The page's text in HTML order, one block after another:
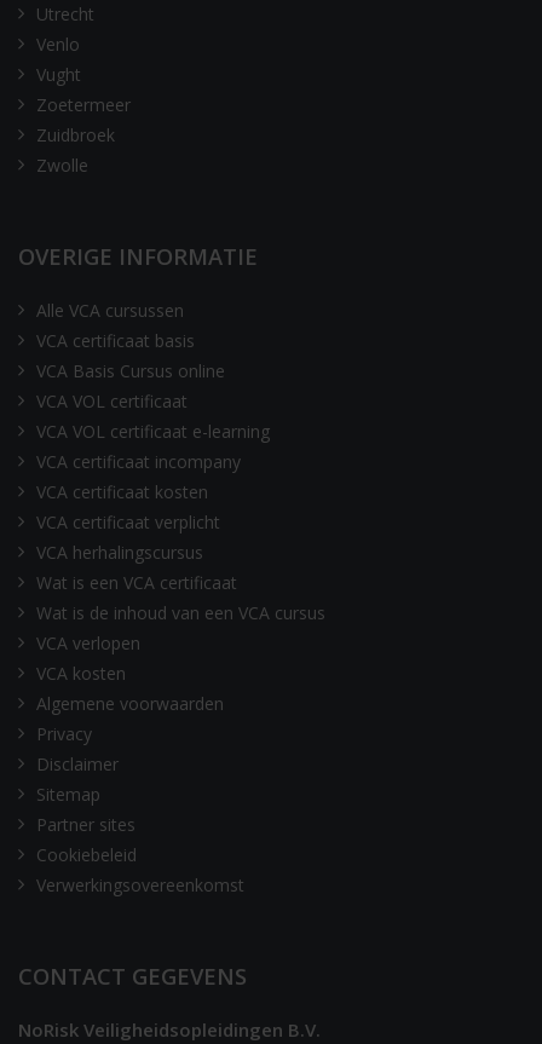
Utrecht
Venlo
Vught
Zoetermeer
Zuidbroek
Zwolle
OVERIGE INFORMATIE
Alle VCA cursussen
VCA certificaat basis
VCA Basis Cursus online
VCA VOL certificaat
VCA VOL certificaat e-learning
VCA certificaat incompany
VCA certificaat kosten
VCA certificaat verplicht
VCA herhalingscursus
Wat is een VCA certificaat
Wat is de inhoud van een VCA cursus
VCA verlopen
VCA kosten
Algemene voorwaarden
Privacy
Disclaimer
Sitemap
Partner sites
Cookiebeleid
Verwerkingsovereenkomst
CONTACT GEGEVENS
NoRisk Veiligheidsopleidingen B.V.